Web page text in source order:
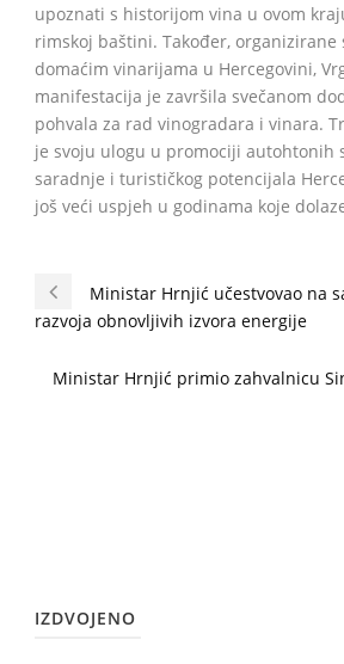
upoznati s historijom vina u ovom
rimskoj baštini. Također, organizirane
domaćim vinarijama u Hercegovini,
manifestacija je završila svečanom
pohvala za rad vinogradara i vinara.
je svoju ulogu u promociji autohtonih
saradnje i turističkog potencijala
još veći uspjeh u godinama koje
Ministar Hrnjić učestvovao na
razvoja obnovljivih izvora energije
Ministar Hrnjić primio zahvalnicu
IZDVOJENO